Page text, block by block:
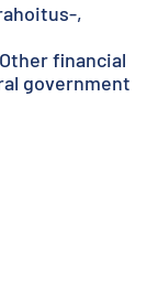
,
financial
government